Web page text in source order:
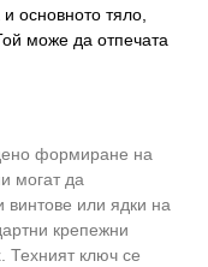
основното тяло,
може да отпечата
формиране на
могат да
винтове или ядки на
крепежни
Техният ключ се